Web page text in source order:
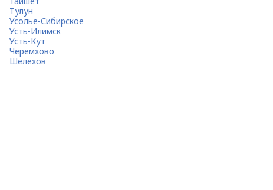
Тулун
Усолье-Сибирское
Усть-Илимск
Усть-Кут
Черемхово
Шелехов